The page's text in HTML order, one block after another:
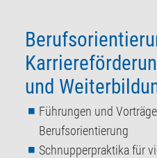
und
Führungen und
Berufsorientierung
Schnupperpraktika für